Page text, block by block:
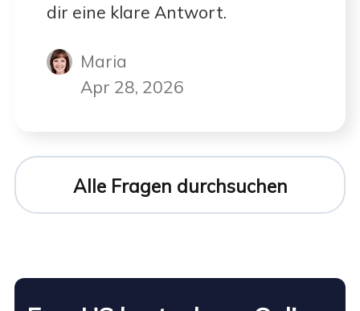
dir eine klare Antwort.
Maria
Apr 28, 2026
Alle Fragen durchsuchen